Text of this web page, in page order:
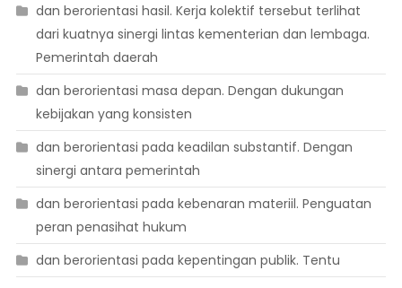
dan berorientasi hasil. Kerja kolektif tersebut terlihat
dari kuatnya sinergi lintas kementerian dan lembaga.
Pemerintah daerah
dan berorientasi masa depan. Dengan dukungan
kebijakan yang konsisten
dan berorientasi pada keadilan substantif. Dengan
sinergi antara pemerintah
dan berorientasi pada kebenaran materiil. Penguatan
peran penasihat hukum
dan berorientasi pada kepentingan publik. Tentu